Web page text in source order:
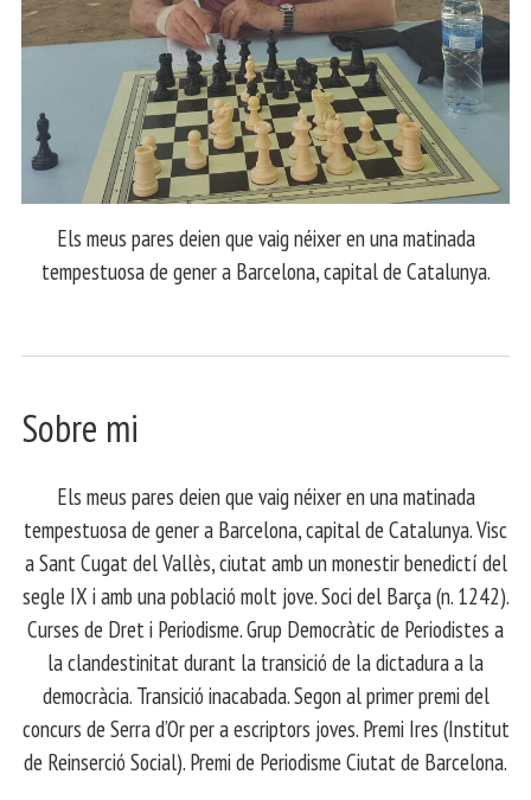
Els meus pares deien que vaig néixer en una matinada
tempestuosa de gener a Barcelona, capital de Catalunya.
Sobre mi
Els meus pares deien que vaig néixer en una matinada
tempestuosa de gener a Barcelona, capital de Catalunya. Visc
a Sant Cugat del Vallès, ciutat amb un monestir benedictí del
segle IX i amb una població molt jove. Soci del Barça (n. 1242).
Curses de Dret i Periodisme. Grup Democràtic de Periodistes a
la clandestinitat durant la transició de la dictadura a la
democràcia. Transició inacabada. Segon al primer premi del
concurs de Serra d’Or per a escriptors joves. Premi Ires (Institut
de Reinserció Social). Premi de Periodisme Ciutat de Barcelona.